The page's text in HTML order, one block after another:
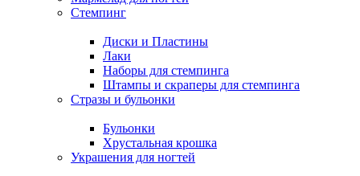
Стемпинг
Диски и Пластины
Лаки
Наборы для стемпинга
Штампы и скраперы для стемпинга
Стразы и бульонки
Бульонки
Хрустальная крошка
Украшения для ногтей